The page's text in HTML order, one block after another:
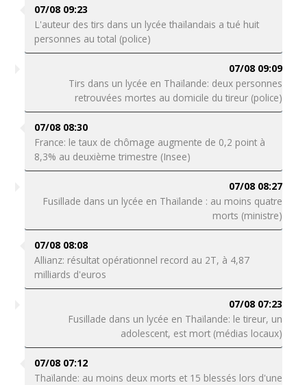
07/08 09:23
L'auteur des tirs dans un lycée thaïlandais a tué huit
personnes au total (police)
07/08 09:09
Tirs dans un lycée en Thaïlande: deux personnes
retrouvées mortes au domicile du tireur (police)
07/08 08:30
France: le taux de chômage augmente de 0,2 point à
8,3% au deuxième trimestre (Insee)
07/08 08:27
Fusillade dans un lycée en Thaïlande : au moins quatre
morts (ministre)
07/08 08:08
Allianz: résultat opérationnel record au 2T, à 4,87
milliards d'euros
07/08 07:23
Fusillade dans un lycée en Thaïlande: le tireur, un
adolescent, est mort (médias locaux)
07/08 07:12
Thaïlande: au moins deux morts et 15 blessés lors d'une